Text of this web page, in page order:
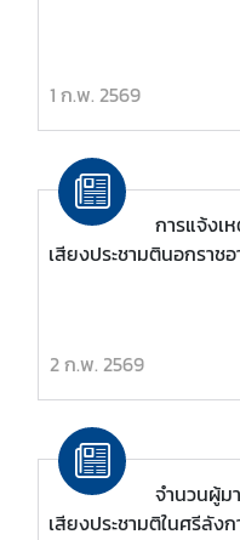
ก
า
ก
า
ว
1 ก.พ. 2569
การแจ้งเ
เสียงประชามตินอกราช
2 ก.พ. 2569
จำนวนผู้ม
เสียงประชามติในศรีลังก